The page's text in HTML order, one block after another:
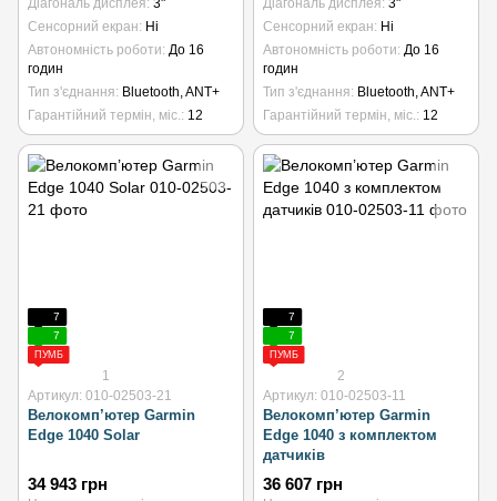
Діагональ дисплея 3"
Сенсорний екран
Ні
Автономність роботи До 16
годин
Тип з'єднання
Bluetooth, ANT+
Гарантійний термін, міс. 12
Діагональ дисплея 3"
Сенсорний екран
Ні
Автономність роботи До 16
годин
Тип з'єднання
Bluetooth, ANT+
Гарантійний термін, міс. 12
7
7
ПУМБ
1
Артикул: 010-02503-21
Велокомп’ютер Garmin
Edge 1040 Solar
34 943 грн
7
7
ПУМБ
2
Артикул: 010-02503-11
Велокомп’ютер Garmin
Edge 1040 з комплектом
датчиків
36 607 грн